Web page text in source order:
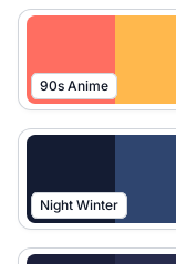
90s Anime
Night Winter